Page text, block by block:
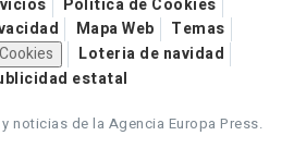
Política de Cookies
Mapa Web
Temas
Loteria de navidad
estatal
noticias de la Agencia Europa Press.